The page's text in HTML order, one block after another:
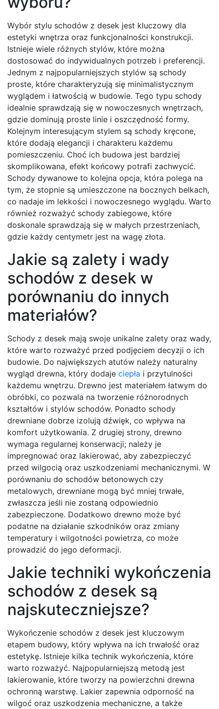
Wybór stylu schodów z desek jest kluczowy dla
estetyki wnętrza oraz funkcjonalności konstrukcji.
Istnieje wiele różnych stylów, które można
dostosować do indywidualnych potrzeb i preferencji.
Jednym z najpopularniejszych stylów są schody
proste, które charakteryzują się minimalistycznym
wyglądem i łatwością w budowie. Tego typu schody
idealnie sprawdzają się w nowoczesnych wnętrzach,
gdzie dominują proste linie i oszczędność formy.
Kolejnym interesującym stylem są schody kręcone,
które dodają elegancji i charakteru każdemu
pomieszczeniu. Choć ich budowa jest bardziej
skomplikowana, efekt końcowy potrafi zachwycić.
Schody dywanowe to kolejna opcja, która polega na
tym, że stopnie są umieszczone na bocznych belkach,
co nadaje im lekkości i nowoczesnego wyglądu. Warto
również rozważyć schody zabiegowe, które
doskonale sprawdzają się w małych przestrzeniach,
gdzie każdy centymetr jest na wagę złota.
Jakie są zalety i wady
schodów z desek w
porównaniu do innych
materiałów?
Schody z desek mają swoje unikalne zalety oraz wady,
które warto rozważyć przed podjęciem decyzji o ich
budowie. Do największych atutów należy naturalny
wygląd drewna, który dodaje ciepła i przytulności
każdemu wnętrzu. Drewno jest materiałem łatwym do
obróbki, co pozwala na tworzenie różnorodnych
kształtów i stylów schodów. Ponadto schody
drewniane dobrze izolują dźwięk, co wpływa na
komfort użytkowania. Z drugiej strony, drewno
wymaga regularnej konserwacji; należy je
impregnować oraz lakierować, aby zabezpieczyć
przed wilgocią oraz uszkodzeniami mechanicznymi. W
porównaniu do schodów betonowych czy
metalowych, drewniane mogą być mniej trwałe,
zwłaszcza jeśli nie zostaną odpowiednio
zabezpieczone. Dodatkowo drewno może być
podatne na działanie szkodników oraz zmiany
temperatury i wilgotności powietrza, co może
prowadzić do jego deformacji.
Jakie techniki wykończenia
schodów z desek są
najskuteczniejsze?
Wykończenie schodów z desek jest kluczowym
etapem budowy, który wpływa na ich trwałość oraz
estetykę. Istnieje kilka technik wykończenia, które
warto rozważyć. Najpopularniejszą metodą jest
lakierowanie, które tworzy na powierzchni drewna
ochronną warstwę. Lakier zapewnia odporność na
wilgoć oraz uszkodzenia mechaniczne, a także